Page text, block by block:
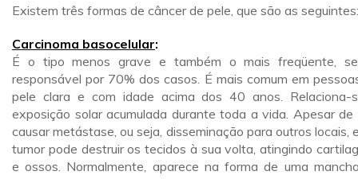
Existem três formas de câncer de pele, que são as seguintes:
Carcinoma basocelular:
É o tipo menos grave e também o mais freqüente,
responsável por 70% dos casos. É mais comum em
pele clara e com idade acima dos 40 anos. Relaciona-
exposição solar acumulada durante toda a vida. Apesar de
causar metástase, ou seja, disseminação para outros locais,
tumor pode destruir os tecidos à sua volta, atingindo
e ossos. Normalmente, aparece na forma de uma